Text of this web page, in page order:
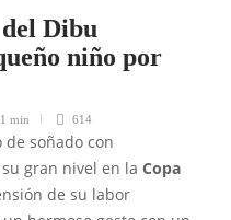
Dibu
niño por
1 min 614
soñado con
gran nivel en la Copa
de su labor